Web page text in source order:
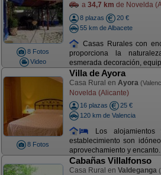
8 Fotos
Video
a 34,7 km de Novelda
8 plazas
20 €
55 km de Albacete
Casas Rurales con
proporciona la
esmerada decoración,
8 Fotos
Villa de Ayora
Casa Rural en Ayora
Novelda (Alicante)
16 plazas
25 €
120 km de Valencia
Los alojamientos
establecimiento son
aprovechamiento y
Cabañas Villalfonso
Casa Rural en Valdeganga